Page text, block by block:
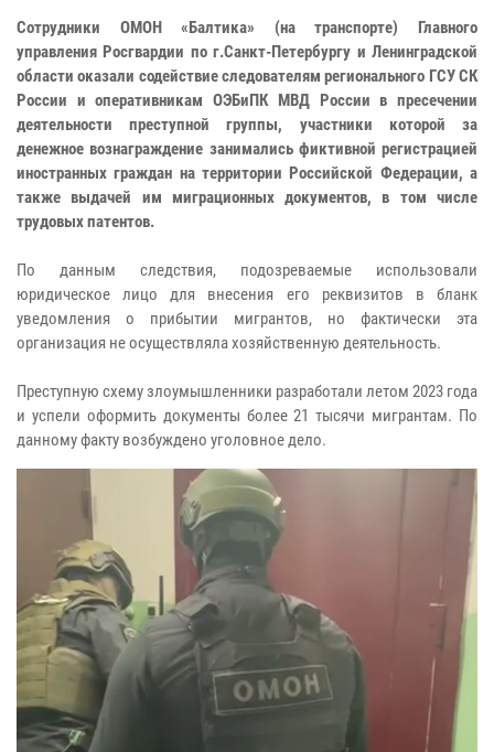
Сотрудники ОМОН «Балтика» (на транспорте) Главного
управления Росгвардии по г.Санкт-Петербургу и Ленинградской
области оказали содействие следователям регионального ГСУ СК
России и оперативникам ОЭБиПК МВД России в пресечении
деятельности преступной группы, участники которой за
денежное вознаграждение занимались фиктивной регистрацией
иностранных граждан на территории Российской Федерации, а
также выдачей им миграционных документов, в том числе
трудовых патентов.
По данным следствия, подозреваемые использовали
юридическое лицо для внесения его реквизитов в бланк
уведомления о прибытии мигрантов, но фактически эта
организация не осуществляла хозяйственную деятельность.
Преступную схему злоумышленники разработали летом 2023 года
и успели оформить документы более 21 тысячи мигрантам. По
данному факту возбуждено уголовное дело.